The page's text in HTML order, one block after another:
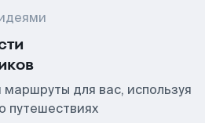
для вас, используя
путешествиях